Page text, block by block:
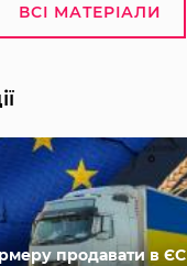
ВСІ МАТЕРІАЛИ
продавати в ЄС